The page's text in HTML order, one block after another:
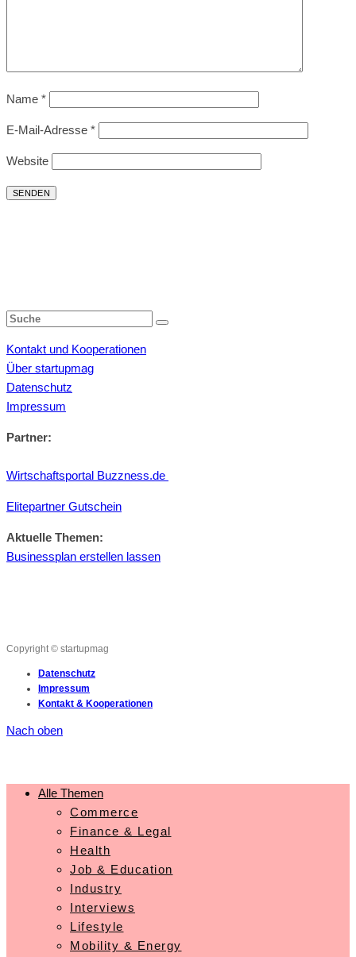
Name *
E-Mail-Adresse *
Website
Kontakt und Kooperationen
Über startupmag
Datenschutz
Impressum
Partner:
Wirtschaftsportal Buzzness.de
Elitepartner Gutschein
Aktuelle Themen:
Businessplan erstellen lassen
Copyright © startupmag
Datenschutz
Impressum
Kontakt & Kooperationen
Nach oben
Alle Themen
Commerce
Finance & Legal
Health
Job & Education
Industry
Interviews
Lifestyle
Mobility & Energy